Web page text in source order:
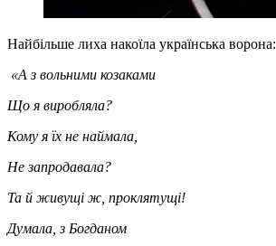
Найбільше лиха накоїла українська ворона:
«А з вольними козаками
Що я виробляла?
Кому я їх не наймала,
Не запродавала?
Та й живущі ж, проклятущі!
Думала, з Богданом